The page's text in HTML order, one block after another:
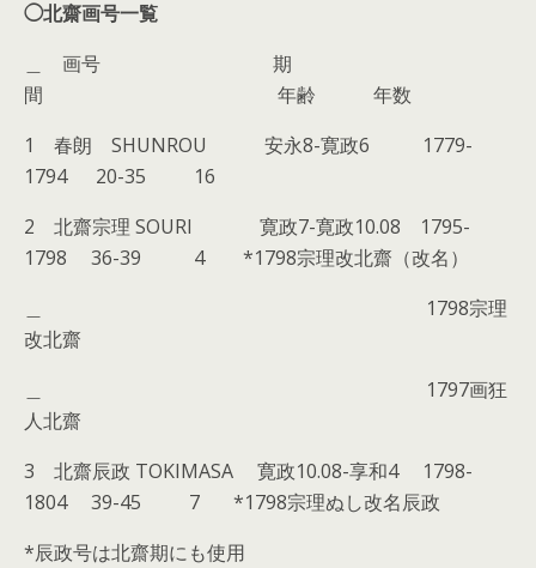
◯北齋画号一覧
＿ 画号 期
間 年齢 年数
1 春朗 SHUNROU 安永8-寛政6 1779-
1794 20-35 16
2 北齋宗理 SOURI 寛政7-寛政10.08 1795-
1798 36-39 4 *1798宗理改北齋（改名）
＿ 1798宗理
改北齋
＿ 1797画狂
人北齋
3 北齋辰政 TOKIMASA 寛政10.08-享和4 1798-
1804 39-45 7 *1798宗理ぬし改名辰政
*辰政号は北齋期にも使用